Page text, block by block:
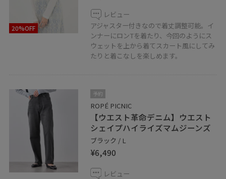
20%OFF
レビュー
アジャスター付きなので着丈調整可能。イ
ンナーにロンTを着たり、今回のようにス
ウェットを上から着てスカート風にしてみ
たりと着こなしを楽しめます。
予約
ROPÉ PICNIC
【ウエスト革命デニム】ウエスト
シェイプハイライズマムジーンズ
ブラック / L
¥6,490
レビュー